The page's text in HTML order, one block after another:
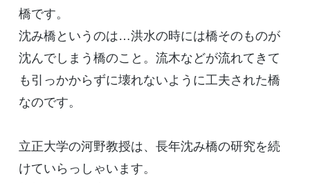
橋です。
沈み橋というのは…洪水の時には橋そのものが
沈んでしまう橋のこと。流木などが流れてきて
も引っかからずに壊れないように工夫された橋
なのです。
立正大学の河野教授は、長年沈み橋の研究を続
けていらっしゃいます。